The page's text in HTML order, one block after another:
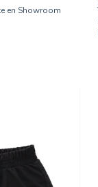
en Showroom